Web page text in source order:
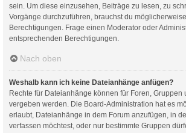
sein. Um diese einzusehen, Beiträge zu lesen, zu
Vorgänge durchzuführen, brauchst du
Berechtigungen. Frage einen Moderator oder
entsprechenden Berechtigungen.
Nach oben
Weshalb kann ich keine Dateianhänge anfügen?
Rechte für Dateianhänge können für Foren, Gruppen
vergeben werden. Die Board-Administration hat es
erlaubt, Dateianhänge in dem Forum anzufügen, in
verfassen möchtest, oder nur bestimmte Gruppen